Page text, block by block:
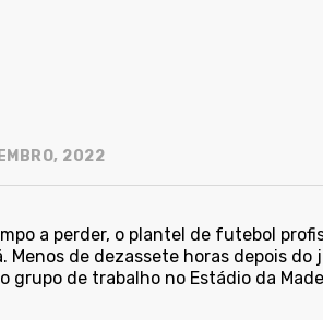
2022
a perder, o plantel de futebol
Menos de dezassete horas depois
grupo de trabalho no Estádio da